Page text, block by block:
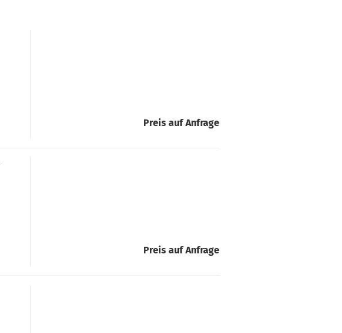
Preis auf Anfrage
Preis auf Anfrage